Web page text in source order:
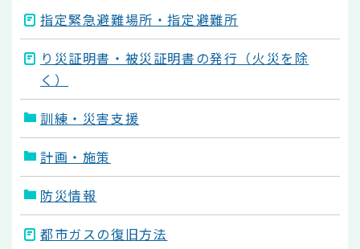
指定緊急避難場所・指定避難所
り災証明書・被災証明書の発行（火災を除
く）
訓練・災害支援
計画・施策
防災情報
都市ガスの復旧方法